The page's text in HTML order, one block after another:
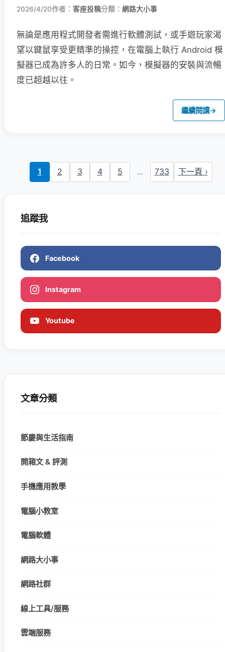
2026/4/20作者： 客座投稿分類： 網路大小事
無論是應用程式開發者需進行軟體測試，或手遊玩家渴
望以鍵鼠享受更精準的操控，在電腦上執行 Android 模
擬器已成為許多人的日常。如今，模擬器的安裝與流暢
度已超越以往。
繼續閱讀→
1 2 3 4 5 ... 733 下一頁 ›
追蹤我
Facebook
Instagram
Youtube
文章分類
節慶與生活指南
開箱文 & 評測
手機應用教學
電腦小教室
電腦軟體
網路大小事
網路社群
線上工具/服務
雲端服務